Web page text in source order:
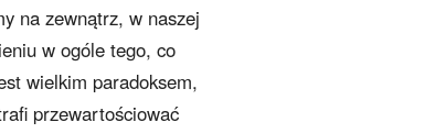
na zewnątrz, w naszej
w ogóle tego, co
wielkim paradoksem,
przewartościować